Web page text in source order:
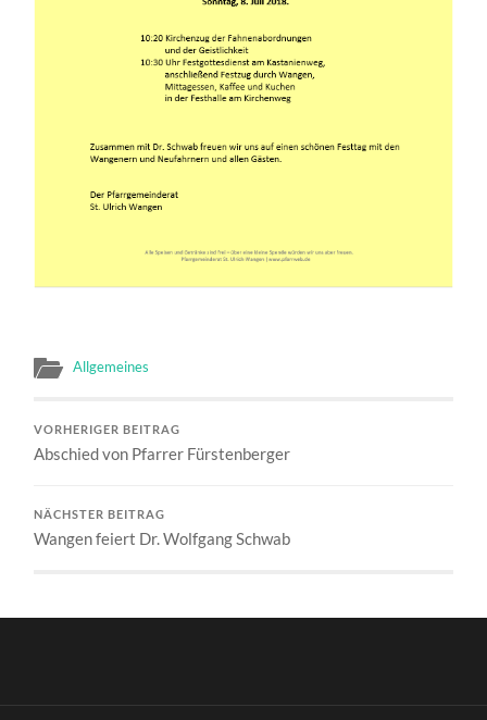
Allgemeines
VORHERIGER BEITRAG
Abschied von Pfarrer Fürstenberger
NÄCHSTER BEITRAG
Wangen feiert Dr. Wolfgang Schwab